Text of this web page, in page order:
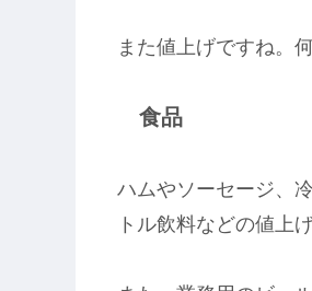
また値上げですね。
食品
ハムやソーセージ、
トル飲料などの値上げ